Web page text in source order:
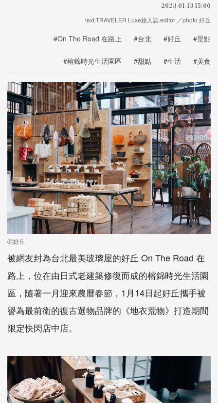
2023-01-13 15:00
text TRAVELER Luxe旅人誌·editor ／photo 好丘
#On The Road 在路上 #台北 #好丘 #景點
#榕錦時光生活園區 #甜點 #生活 #美食
ⓒ好丘
被網友封為台北最美玻璃屋的好丘 On The Road 在
路上，位在由日式老建築修復而成的榕錦時光生活園
區，隨著一月迎來農曆春節， 1 月14日起好丘攜手被
譽為最前衛的復古選物品牌的《地衣荒物》打造期間
限定快閃店中店。